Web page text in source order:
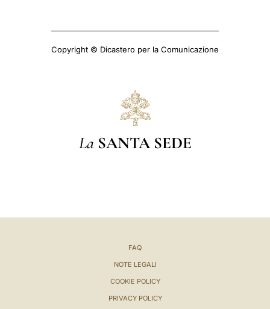
Copyright © Dicastero per la Comunicazione
La SANTA SEDE
FAQ
NOTE LEGALI
COOKIE POLICY
PRIVACY POLICY